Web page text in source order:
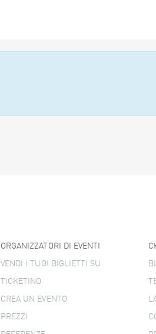
ORGANIZZATORI DI EVENTI
VENDI I TUOI BIGLIETTI SU
TICKETINO
CREA UN EVENTO
PREZZI